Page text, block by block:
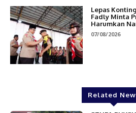
Lepas
Fadly Minta
Harumkan
07/08/2026
Related